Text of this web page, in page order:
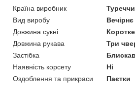
Країна виробник
Вид виробу
Довжина сукні
Коротке
Довжина рукава
Три
Застібка
Наявність корсету
Ні
Оздоблення та прикраси
Паєтки